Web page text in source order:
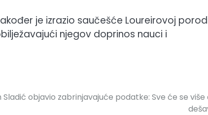
je izrazio saučešće Loureirovoj
njegov doprinos nauci i
Sladić objavio zabrinjavajuće podatke: Sve će se više